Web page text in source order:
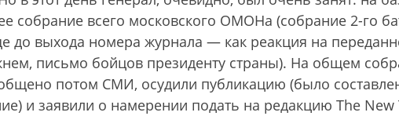
собрание всего московского ОМОНа (собрание 2-го
до выхода номера журнала — как реакция на
письмо бойцов президенту страны). На общем
потом СМИ, осудили публикацию (было
и заявили о намерении подать на редакцию The New